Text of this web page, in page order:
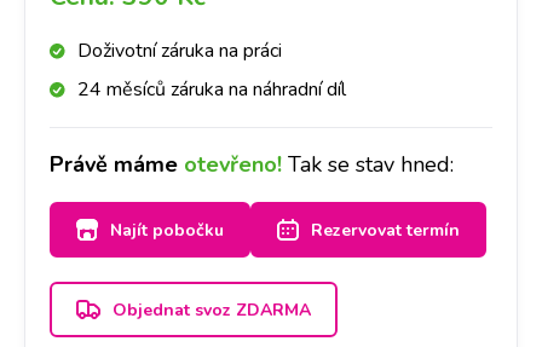
Doživotní záruka na práci
24 měsíců záruka na náhradní díl
Právě máme otevřeno! Tak se stav hned:
Najít pobočku Rezervovat termín
Objednat svoz ZDARMA